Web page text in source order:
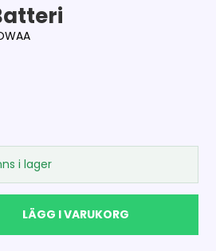
i lager
LÄGG I VARUKORG